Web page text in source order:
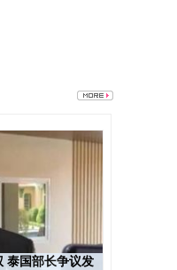
泰国部长争议发